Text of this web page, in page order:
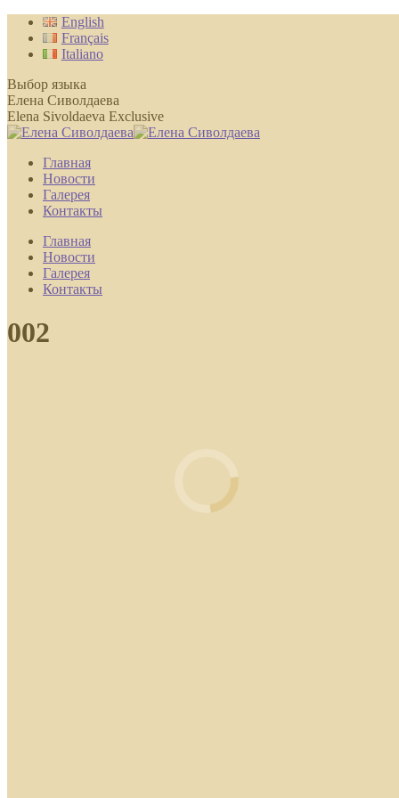
Перейти
содержанию
English
Français
Italiano
Выбор языка
Елена Сиволдаева
Elena Sivoldaeva Exclusive
Главная
Новости
Галерея
Контакты
Главная
Новости
Галерея
Контакты
002